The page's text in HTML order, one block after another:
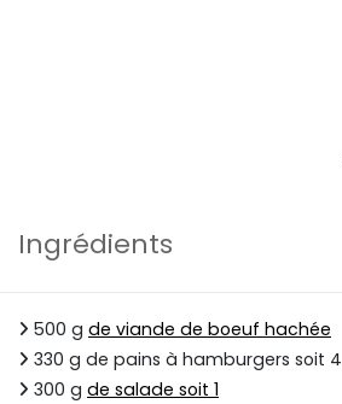
Ingrédients
500 g de viande de boeuf hachée
330 g de pains à hamburgers soit 4
300 g de salade soit 1